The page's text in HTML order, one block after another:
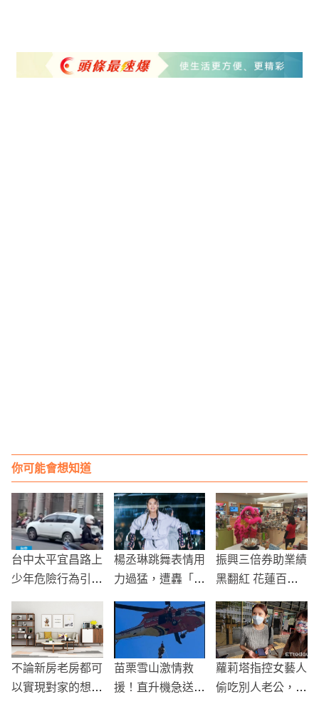
你可能會想知道
台中太平宜昌路上
少年危險行為引關
楊丞琳跳舞表情用
力過猛，遭轟「猙
振興三倍券助業績
黑翻紅 花蓮百貨
不論新房老房都可
以實現對家的想
苗栗雪山激情救
援！直升機急送夫
蘿莉塔指控女藝人
偷吃別人老公，遭